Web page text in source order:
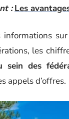
: Les
les
sein des
appels d’offres.